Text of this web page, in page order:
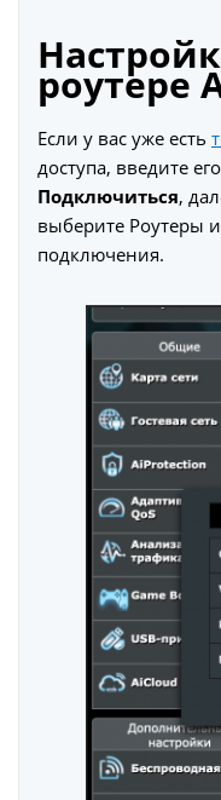
роутере
Если у вас уже есть
доступа, введите
Подключиться,
выберите Роутеры
подключения.